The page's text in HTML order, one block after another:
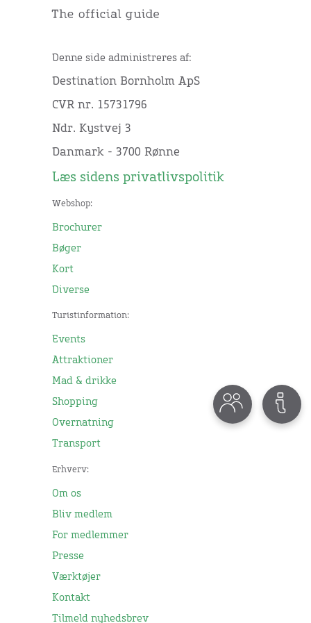
Denne side administreres af:
Destination Bornholm ApS
CVR nr. 15731796
Ndr. Kystvej 3
Danmark - 3700 Rønne
Læs sidens privatlivspolitik
Webshop:
Brochurer
Bøger
Kort
Diverse
Turistinformation:
Events
Attraktioner
Mad & drikke
Shopping
Overnatning
Transport
Erhverv:
Om os
Bliv medlem
For medlemmer
Presse
Værktøjer
Kontakt
Tilmeld nyhedsbrev